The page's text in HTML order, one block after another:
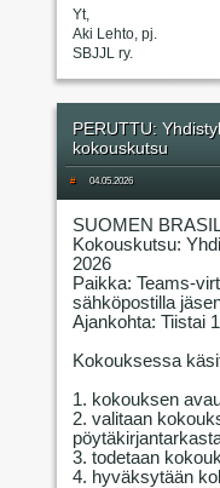
Yt,
Aki Lehto, pj.
SBJJL ry.
PERUTTU:
kokouskutsu
# 04.05.2026
SUOMEN
Kokouskutsu:
2026
Paikka: Teams-
sähköpostilla
Ajankohta: Tiistai
Kokouksessa
1. kokouksen
2. valitaan
3. todetaan
4. hyväksytään